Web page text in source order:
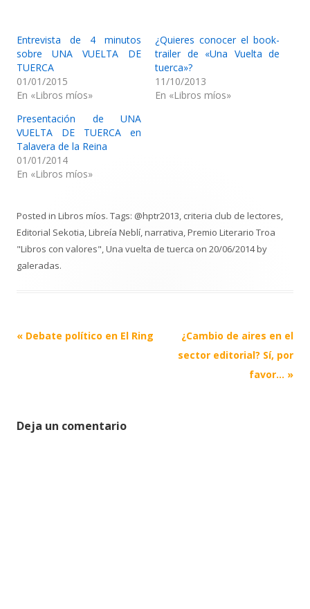
Entrevista de 4 minutos
sobre UNA VUELTA DE
TUERCA
01/01/2015
En «Libros míos»
¿Quieres conocer el book-
trailer de «Una Vuelta de
tuerca»?
11/10/2013
En «Libros míos»
Presentación de UNA
VUELTA DE TUERCA en
Talavera de la Reina
01/01/2014
En «Libros míos»
Posted in Libros míos. Tags: @hptr2013, criteria club de lectores,
Editorial Sekotia,Libreía Neblí,narrativa,Premio Literario Troa
"Libros con valores",Una vuelta de tuerca on 20/06/2014by
galeradas.
Post
« Debate político en El Ring
¿Cambio de aires en el
sector editorial? Sí, por
favor… »
Deja un comentario